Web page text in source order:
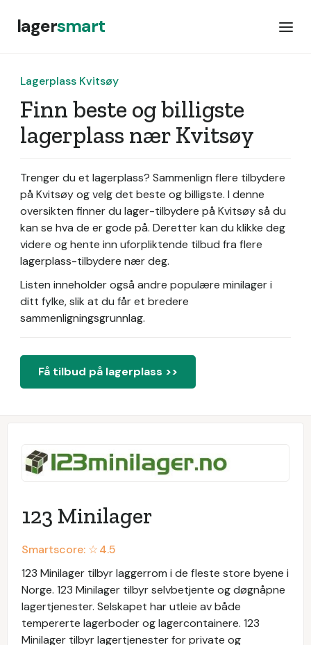
lagersmart
Lagerplass Kvitsøy
Finn beste og billigste
lagerplass nær Kvitsøy
Trenger du et lagerplass? Sammenlign flere tilbydere
på Kvitsøy og velg det beste og billigste. I denne
oversikten finner du lager-tilbydere på Kvitsøy så du
kan se hva de er gode på. Deretter kan du klikke deg
videre og hente inn uforpliktende tilbud fra flere
lagerplass-tilbydere nær deg.
Listen inneholder også andre populære minilager i
ditt fylke, slik at du får et bredere
sammenligningsgrunnlag.
Få tilbud på lagerplass >>
123 Minilager
Smartscore: ☆4.5
123 Minilager tilbyr laggerrom i de fleste store byene i
Norge. 123 Minilager tilbyr selvbetjente og døgnåpne
lagertjenester. Selskapet har utleie av både
tempererte lagerboder og lagercontainere. 123
Minilager tilbyr lagertjenester for private og